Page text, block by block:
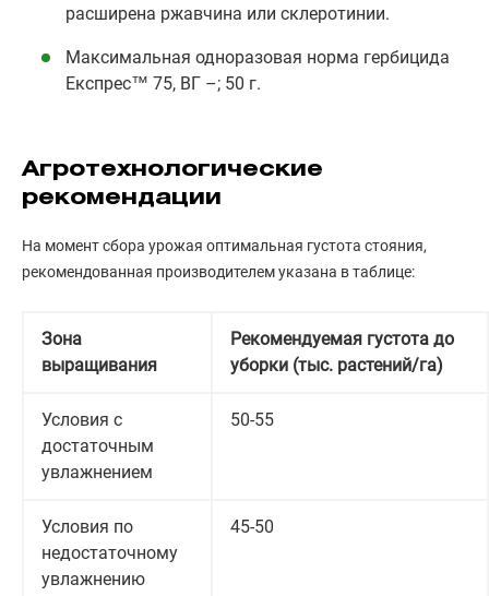
расширена ржавчина или склеротинии.
Максимальная одноразовая норма гербицида
Експрес™ 75, ВГ –; 50 г.
Агротехнологические
рекомендации
На момент сбора урожая оптимальная густота стояния,
рекомендованная производителем указана в таблице:
Зона
выращивания
Рекомендуемая густота до
уборки (тыс. растений/га)
Условия с
достаточным
увлажнением
50-55
Условия по
недостаточному
увлажнению
45-50